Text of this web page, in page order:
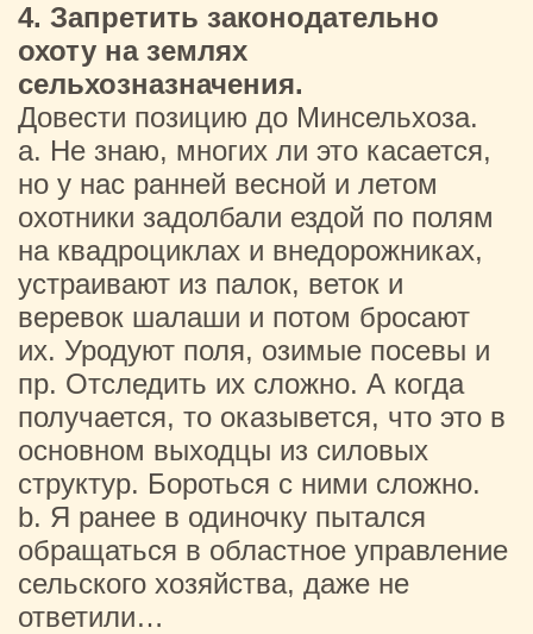
4. Запретить законодательно
охоту на землях
сельхозназначения.
Довести позицию до Минсельхоза.
a. Не знаю, многих ли это касается,
но у нас ранней весной и летом
охотники задолбали ездой по полям
на квадроциклах и внедорожниках,
устраивают из палок, веток и
веревок шалаши и потом бросают
их. Уродуют поля, озимые посевы и
пр. Отследить их сложно. А когда
получается, то оказывется, что это в
основном выходцы из силовых
структур. Бороться с ними сложно.
b. Я ранее в одиночку пытался
обращаться в областное управление
сельского хозяйства, даже не
ответили…